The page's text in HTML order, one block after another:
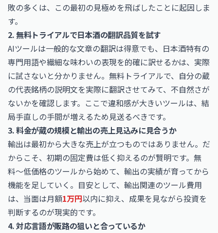
敗の多くは、この最初の見極めを飛ばしたことに起因しま
す。
2. 無料トライアルで日本酒の翻訳品質を試す
AIツールは一般的な文章の翻訳は得意でも、日本酒特有の
専門用語や繊細な味わいの表現を的確に訳せるかは、実際
に試さないと分かりません。無料トライアルで、自分の蔵
の代表銘柄の説明文を実際に翻訳させてみて、不自然さが
ないかを確認します。ここで違和感が大きいツールは、結
局手直しの手間が増えるため見送るべきです。
3. 料金が蔵の規模と輸出の売上見込みに見合うか
輸出は最初から大きな売上が立つものではありません。だ
からこそ、初期の固定費は低く抑えるのが賢明です。無
料〜低価格のツールから始めて、輸出の実績が育ってから
機能を足していく。目安として、輸出関連のツール費用
は、当面は月額1万円以内に抑え、成果を見ながら投資を
判断するのが現実的です。
4. 対応言語が販路の狙いと合っているか